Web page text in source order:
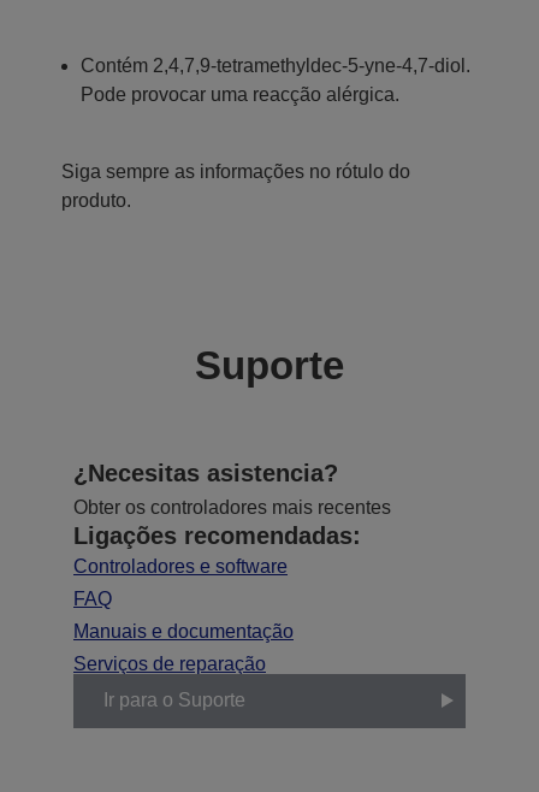
Contém 2,4,7,9-tetramethyldec-5-yne-4,7-diol.
Pode provocar uma reacção alérgica.
Siga sempre as informações no rótulo do
produto.
Suporte
¿Necesitas asistencia?
Obter os controladores mais recentes
Ligações recomendadas:
Controladores e software
FAQ
Manuais e documentação
Serviços de reparação
Ir para o Suporte